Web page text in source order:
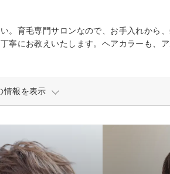
。育毛専門サロンなので、お手入れから
寧にお教えいたします。ヘアカラーも、
情報を表示